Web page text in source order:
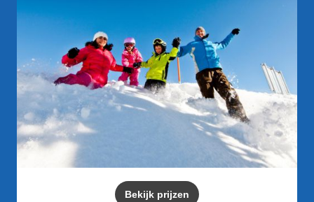
Bekijk prijzen